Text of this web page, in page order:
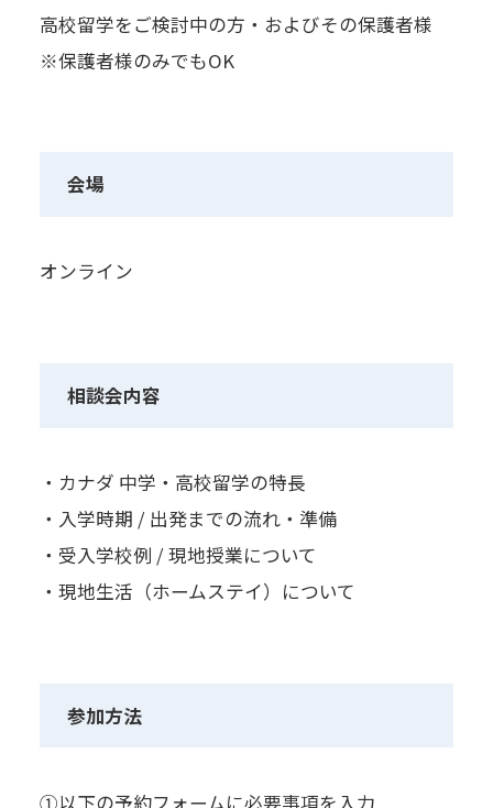
高校留学をご検討中の方・およびその保護者様
※保護者様のみでもOK
会場
オンライン
相談会内容
・カナダ 中学・高校留学の特長
・入学時期 / 出発までの流れ・準備
・受入学校例 / 現地授業について
・現地生活（ホームステイ）について
参加方法
①以下の予約フォームに必要事項を入力